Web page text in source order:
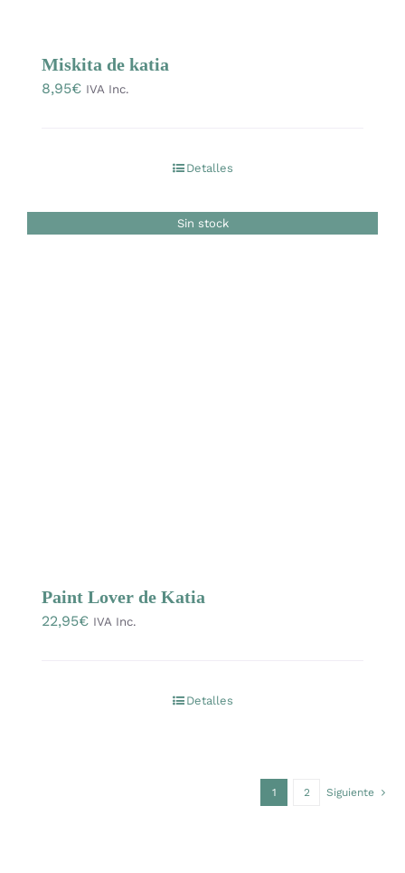
Miskita de katia
8,95€ IVA Inc.
Detalles
Sin stock
Paint Lover de Katia
22,95€ IVA Inc.
Detalles
1 2 Siguiente